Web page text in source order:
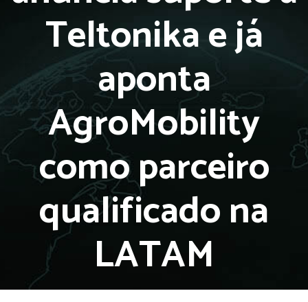
Teltonika e já
aponta
AgroMobility
como parceiro
qualificado na
LATAM